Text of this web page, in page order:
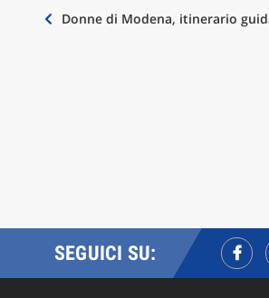
Navigazione
Donne di Modena, itinerario
SEGUICI SU: